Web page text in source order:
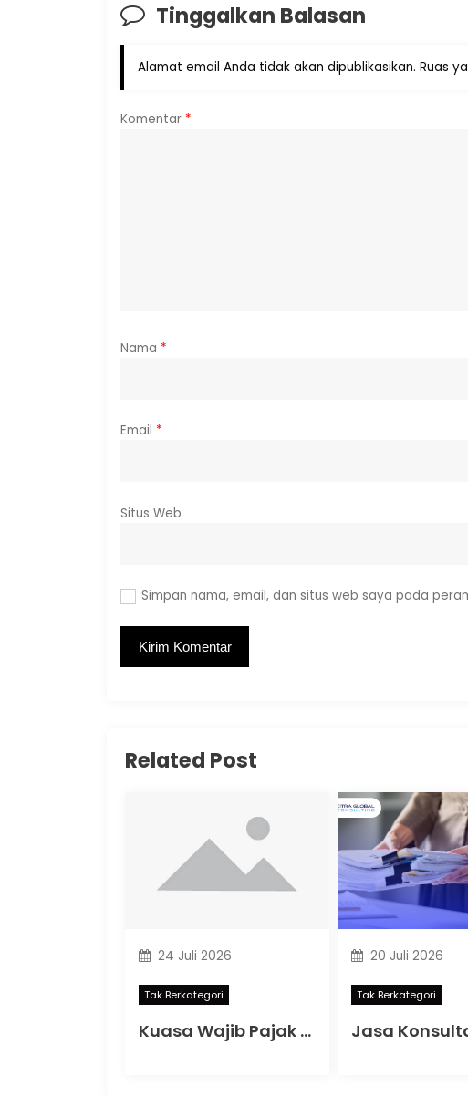
Tinggalkan Balasan
Alamat email Anda tidak akan dipublikasikan. Ruas
Komentar *
Nama *
Email *
Situs Web
Simpan nama, email, dan situs web saya pada
Related Post
24 Juli 2026
Tak Berkategori
Kuasa Wajib Pajak Terbaru 2026: Memahami Aturan Baru PMK 44 Tahun 2026 agar Kepatuhan Pajak Tetap Terjaga
20 Juli 2026
Tak Berkategori